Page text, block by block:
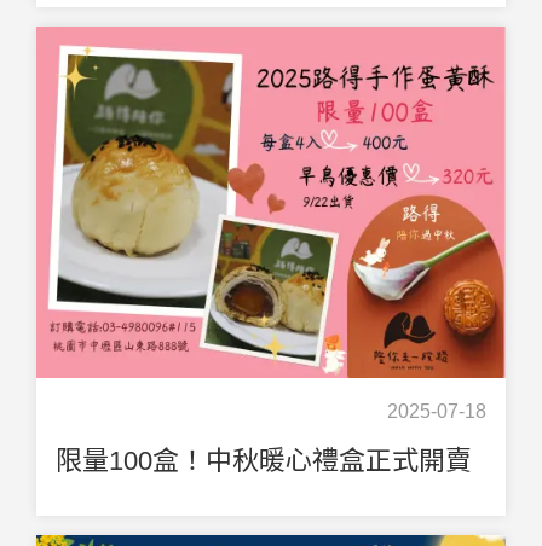
2025-07-18
限量100盒！中秋暖心禮盒正式開賣